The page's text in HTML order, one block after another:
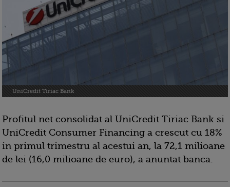
UniCredit Tiriac Bank
Profitul net consolidat al UniCredit Tiriac Bank si
UniCredit Consumer Financing a crescut cu 18%
in primul trimestru al acestui an, la 72,1 milioane
de lei (16,0 milioane de euro), a anuntat banca.